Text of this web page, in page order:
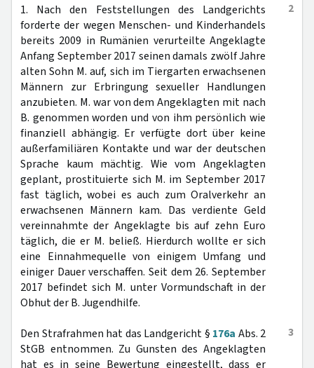
2
1. Nach den Feststellungen des Landgerichts
forderte der wegen Menschen- und Kinderhandels
bereits 2009 in Rumänien verurteilte Angeklagte
Anfang September 2017 seinen damals zwölf Jahre
alten Sohn M. auf, sich im Tiergarten erwachsenen
Männern zur Erbringung sexueller Handlungen
anzubieten. M. war von dem Angeklagten mit nach
B. genommen worden und von ihm persönlich wie
finanziell abhängig. Er verfügte dort über keine
außerfamiliären Kontakte und war der deutschen
Sprache kaum mächtig. Wie vom Angeklagten
geplant, prostituierte sich M. im September 2017
fast täglich, wobei es auch zum Oralverkehr an
erwachsenen Männern kam. Das verdiente Geld
vereinnahmte der Angeklagte bis auf zehn Euro
täglich, die er M. beließ. Hierdurch wollte er sich
eine Einnahmequelle von einigem Umfang und
einiger Dauer verschaffen. Seit dem 26. September
2017 befindet sich M. unter Vormundschaft in der
Obhut der B. Jugendhilfe.
3
Den Strafrahmen hat das Landgericht § 176a Abs. 2
StGB entnommen. Zu Gunsten des Angeklagten
hat es in seine Bewertung eingestellt, dass er